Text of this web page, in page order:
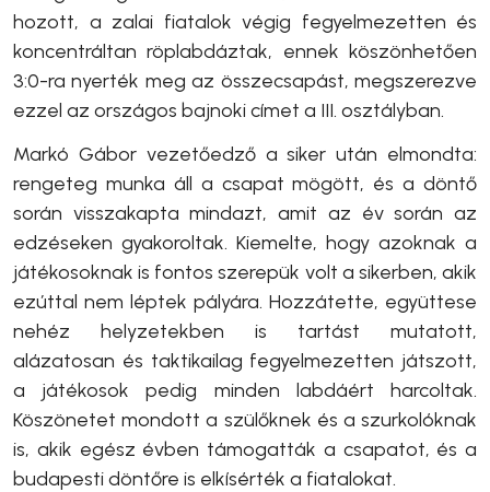
hozott, a zalai fiatalok végig fegyelmezetten és
koncentráltan röplabdáztak, ennek köszönhetően
3:0-ra nyerték meg az összecsapást, megszerezve
ezzel az országos bajnoki címet a III. osztályban.
Markó Gábor vezetőedző a siker után elmondta:
rengeteg munka áll a csapat mögött, és a döntő
során visszakapta mindazt, amit az év során az
edzéseken gyakoroltak. Kiemelte, hogy azoknak a
játékosoknak is fontos szerepük volt a sikerben, akik
ezúttal nem léptek pályára. Hozzátette, együttese
nehéz helyzetekben is tartást mutatott,
alázatosan és taktikailag fegyelmezetten játszott,
a játékosok pedig minden labdáért harcoltak.
Köszönetet mondott a szülőknek és a szurkolóknak
is, akik egész évben támogatták a csapatot, és a
budapesti döntőre is elkísérték a fiatalokat.